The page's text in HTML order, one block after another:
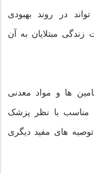
در روند بهبودی
مبتلایان به آن
ها و مواد معدنی
مناسب با نظر پزشک
های مفید دیگری